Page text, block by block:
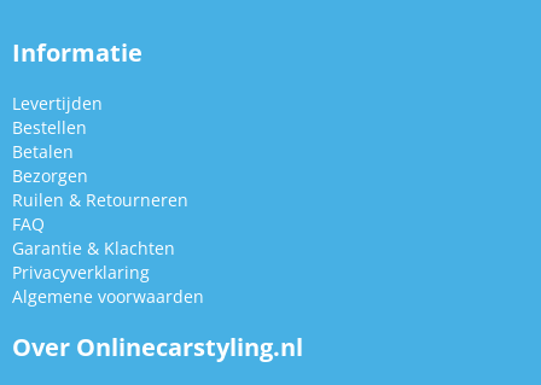
Informatie
Levertijden
Bestellen
Betalen
Bezorgen
Ruilen & Retourneren
FAQ
Garantie & Klachten
Privacyverklaring
Algemene voorwaarden
Over Onlinecarstyling.nl